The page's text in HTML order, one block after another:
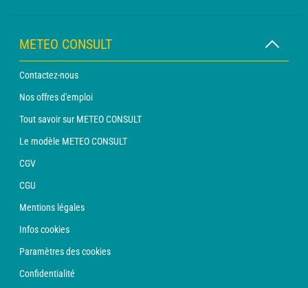
METEO CONSULT
Contactez-nous
Nos offres d'emploi
Tout savoir sur METEO CONSULT
Le modèle METEO CONSULT
CGV
CGU
Mentions légales
Infos cookies
Paramètres des cookies
Confidentialité